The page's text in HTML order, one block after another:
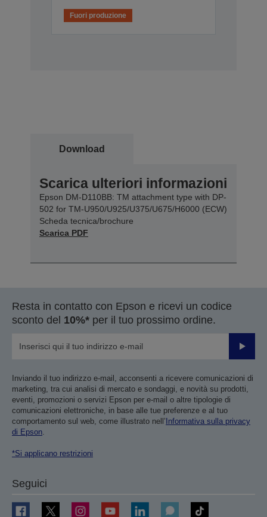
Fuori produzione
Download
Scarica ulteriori informazioni
Epson DM-D110BB: TM attachment type with DP-
502 for TM-U950/U925/U375/U675/H6000 (ECW)
Scheda tecnica/brochure
Scarica PDF
Resta in contatto con Epson e ricevi un codice
sconto del 10%* per il tuo prossimo ordine.
Invia
Inviando il tuo indirizzo e-mail, acconsenti a ricevere comunicazioni di
marketing, tra cui analisi di mercato e sondaggi, e novità su prodotti,
eventi, promozioni o servizi Epson per e-mail o altre tipologie di
comunicazioni elettroniche, in base alle tue preferenze e al tuo
comportamento sul web, come illustrato nell’ Informativa sulla privacy
di Epson
*Si applicano restrizioni
Seguici